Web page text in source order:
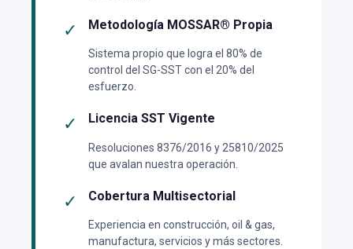
✓ Metodología MOSSAR® Propia
Sistema propio que logra el 80% de
control del SG-SST con el 20% del
esfuerzo.
✓ Licencia SST Vigente
Resoluciones 8376/2016 y 25810/2025
que avalan nuestra operación.
✓ Cobertura Multisectorial
Experiencia en construcción, oil & gas,
manufactura, servicios y más sectores.